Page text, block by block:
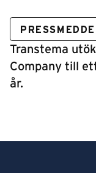
Transtema
Company till
år.